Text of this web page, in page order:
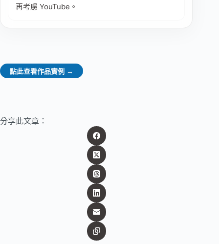
再考慮 YouTube。
點此查看作品實例 →
分享此文章：